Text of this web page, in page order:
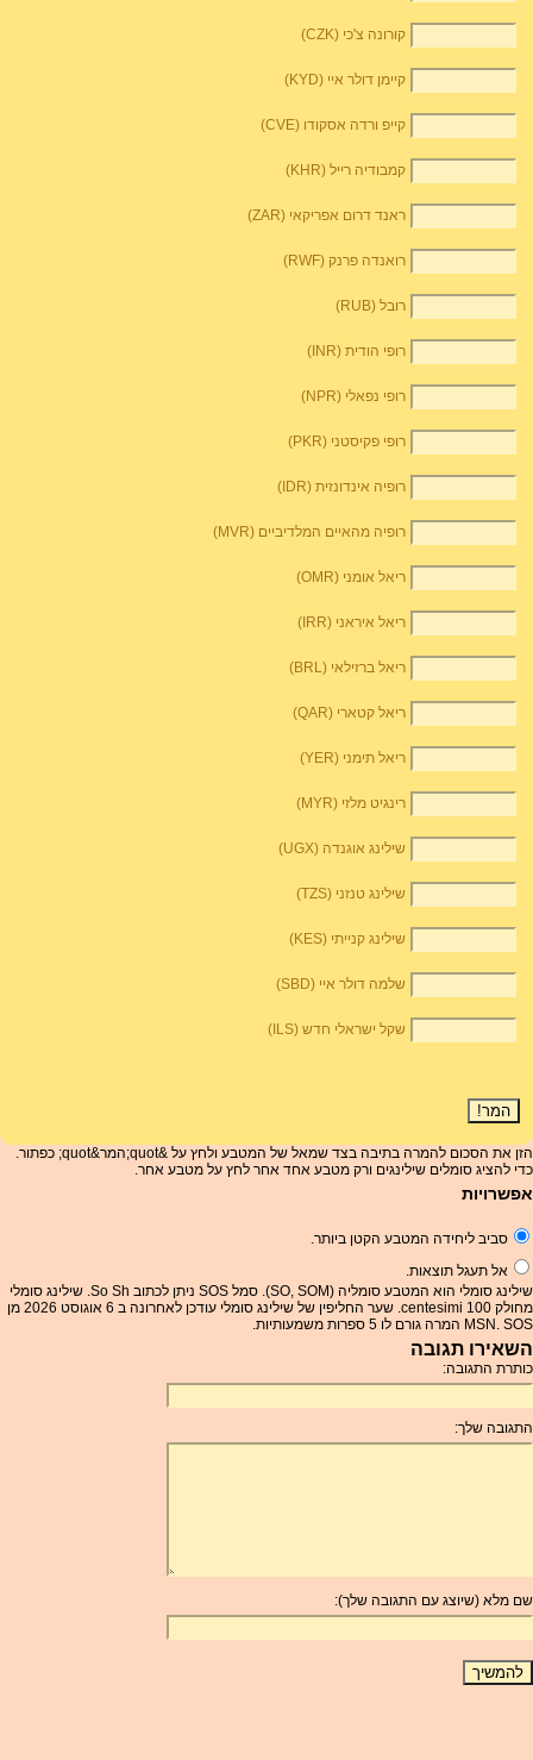
קורונה צ'כי (CZK)
קיימן דולר איי (KYD)
קייפ ורדה אסקודו (CVE)
קמבודיה רייל (KHR)
ראנד דרום אפריקאי (ZAR)
רואנדה פרנק (RWF)
רובל (RUB)
רופי הודית (INR)
רופי נפאלי (NPR)
רופי פקיסטני (PKR)
רופיה אינדונזית (IDR)
רופיה מהאיים המלדיביים (MVR)
ריאל אומני (OMR)
ריאל איראני (IRR)
ריאל ברזילאי (BRL)
ריאל קטארי (QAR)
ריאל תימני (YER)
רינגיט מלזי (MYR)
שילינג אוגנדה (UGX)
שילינג טנזני (TZS)
שילינג קנייתי (KES)
שלמה דולר איי (SBD)
שקל ישראלי חדש (ILS)
הזן את הסכום להמרה בתיבה בצד שמאל של המטבע ולחץ על &quot;המר&quot; כפתור.
כדי להציג סומלים שילינגים ורק מטבע אחד אחר לחץ על מטבע אחר.
אפשרויות
סביב ליחידה המטבע הקטן ביותר.
אל תעגל תוצאות.
שילינג סומלי הוא המטבע סומליה (SO, SOM). סמל SOS ניתן לכתוב So Sh. שילינג סומלי
מחולק 100 centesimi. שער החליפין של שילינג סומלי עודכן לאחרונה ב 6 אוגוסט 2026 מן
MSN. SOS המרה גורם לו 5 ספרות משמעותיות.
השאירו תגובה
כותרת התגובה:
התגובה שלך:
שם מלא (שיוצג עם התגובה שלך):